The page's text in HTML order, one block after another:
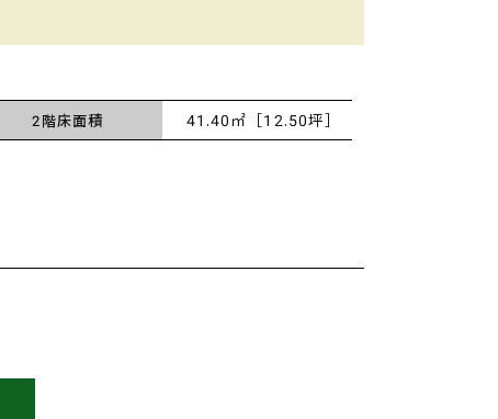
2階床面積 41.40㎡［12.50坪］